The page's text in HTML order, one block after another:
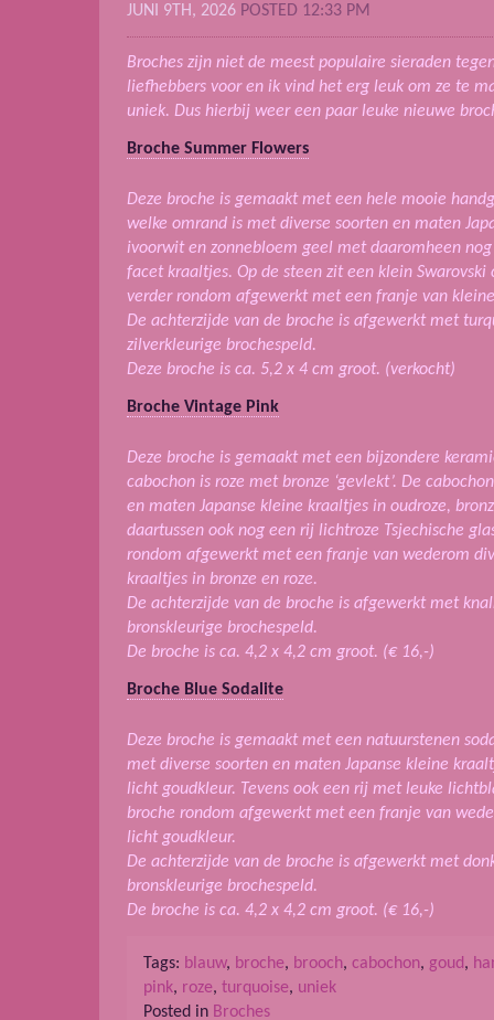
JUNI 9TH, 2026 POSTED 12:33 PM
Broches zijn niet de meest populaire sieraden
liefhebbers voor en ik vind het erg leuk om ze te
uniek. Dus hierbij weer een paar leuke nieuwe
Broche Summer Flowers
Deze broche is gemaakt met een hele mooie
welke omrand is met diverse soorten en maten
ivoorwit en zonnebloem geel met daaromheen
facet kraaltjes. Op de steen zit een klein
verder rondom afgewerkt met een franje van
De achterzijde van de broche is afgewerkt met
zilverkleurige brochespeld.
Deze broche is ca. 5,2 x 4 cm groot. (verkocht)
Broche Vintage Pink
Deze broche is gemaakt met een bijzondere
cabochon is roze met bronze ‘gevlekt’. De
en maten Japanse kleine kraaltjes in oudroze,
daartussen ook nog een rij lichtroze Tsjechische
rondom afgewerkt met een franje van wederom
kraaltjes in bronze en roze.
De achterzijde van de broche is afgewerkt met
bronskleurige brochespeld.
De broche is ca. 4,2 x 4,2 cm groot. (€ 16,-)
Broche Blue Sodalite
Deze broche is gemaakt met een natuurstenen
met diverse soorten en maten Japanse kleine
licht goudkleur. Tevens ook een rij met leuke
broche rondom afgewerkt met een franje van
licht goudkleur.
De achterzijde van de broche is afgewerkt met
bronskleurige brochespeld.
De broche is ca. 4,2 x 4,2 cm groot. (€ 16,-)
Tags: blauw, broche, brooch, cabochon, goud,
pink, roze, turquoise, uniek
Posted in Broches